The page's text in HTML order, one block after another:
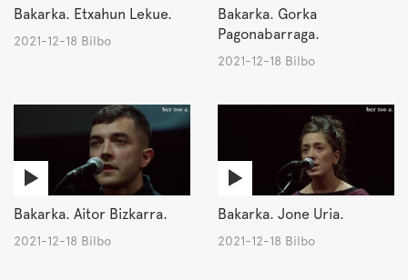
Bakarka. Etxahun Lekue.
2021-12-18 Bilbo
Bakarka. Gorka
Pagonabarraga.
2021-12-18 Bilbo
Bakarka. Aitor Bizkarra.
2021-12-18 Bilbo
Bakarka. Jone Uria.
2021-12-18 Bilbo